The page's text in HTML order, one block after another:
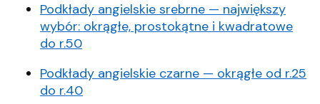
Podkłady angielskie srebrne — największy
wybór: okrągłe, prostokątne i kwadratowe
do r.50
Podkłady angielskie czarne — okrągłe od r.25
do r.40